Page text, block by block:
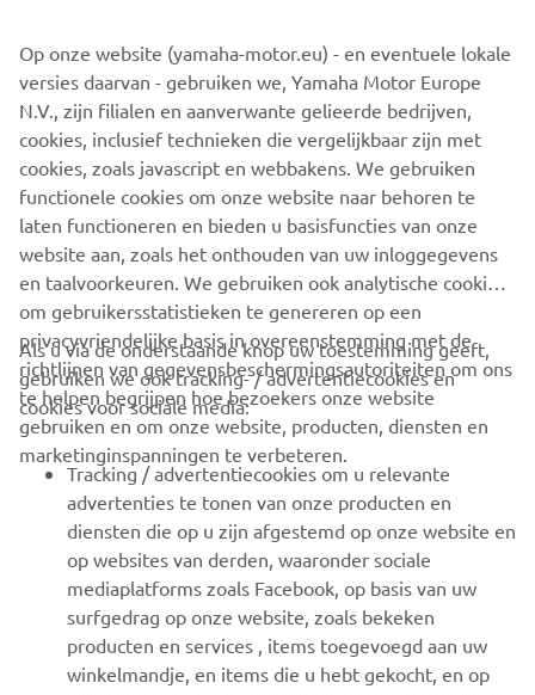
delen met uw vrienden - en als u uw perfect versie heeft
gecreëerd, kunt u deze naar uw Yamaha-dealer sturen die
uw droom werkelijkheid kan laten worden.
BEKIJK DE XSR900 EN XSR700
CORPORATE
VOOR BEDRIJVEN
MEER YAMAHA
ONDERSTEUNING
NIEUWSBRIEF
Op onze website (yamaha-motor.eu) - en eventuele lokale
versies daarvan - gebruiken we, Yamaha Motor Europe
N.V., zijn filialen en aanverwante gelieerde bedrijven,
cookies, inclusief technieken die vergelijkbaar zijn met
cookies, zoals javascript en webbakens. We gebruiken
functionele cookies om onze website naar behoren te
laten functioneren en bieden u basisfuncties van onze
website aan, zoals het onthouden van uw inloggegevens
en taalvoorkeuren. We gebruiken ook analytische cookies
om gebruikersstatistieken te genereren op een
privacyvriendelijke basis in overeenstemming met de
richtlijnen van gegevensbeschermingsautoriteiten om ons
te helpen begrijpen hoe bezoekers onze website
gebruiken en om onze website, producten, diensten en
marketinginspanningen te verbeteren.
Als u via de onderstaande knop uw toestemming geeft,
gebruiken we ook tracking- / advertentiecookies en
cookies voor sociale media:
Tracking / advertentiecookies om u relevante
advertenties te tonen van onze producten en
diensten die op u zijn afgestemd op onze website en
op websites van derden, waaronder sociale
mediaplatforms zoals Facebook, op basis van uw
surfgedrag op onze website, zoals bekeken
producten en services , items toegevoegd aan uw
winkelmandje, en items die u hebt gekocht, en op